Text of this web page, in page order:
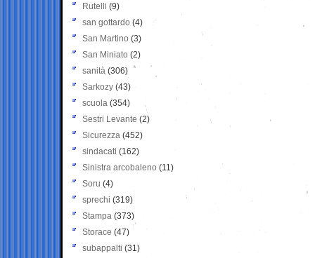
Rutelli (9)
san gottardo (4)
San Martino (3)
San Miniato (2)
sanità (306)
Sarkozy (43)
scuola (354)
Sestri Levante (2)
Sicurezza (452)
sindacati (162)
Sinistra arcobaleno (11)
Soru (4)
sprechi (319)
Stampa (373)
Storace (47)
subappalti (31)